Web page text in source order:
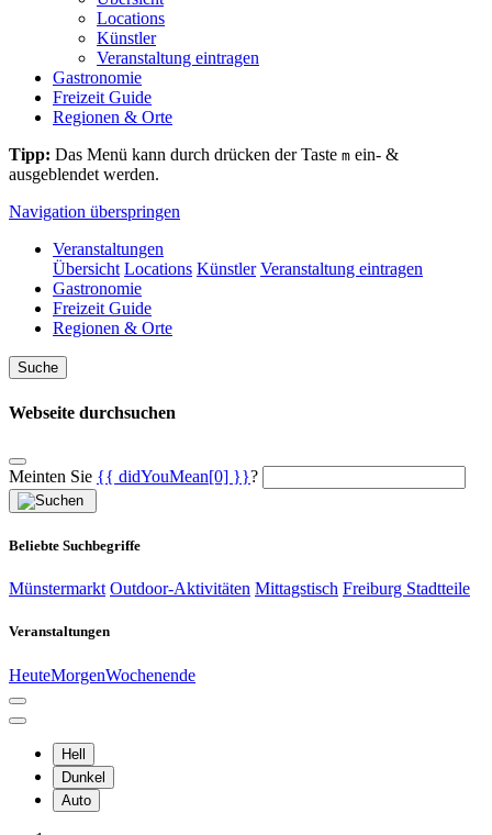
Locations
Künstler
Veranstaltung eintragen
Gastronomie
Freizeit Guide
Regionen & Orte
Tipp: Das Menü kann durch drücken der Taste m ein- &
ausgeblendet werden.
Navigation überspringen
Veranstaltungen
Übersicht Locations Künstler Veranstaltung eintragen
Gastronomie
Freizeit Guide
Regionen & Orte
Suche
Webseite durchsuchen
Meinten Sie {{ didYouMean[0] }}?
Beliebte Suchbegriffe
Münstermarkt Outdoor-Aktivitäten Mittagstisch Freiburg Stadtteile
Veranstaltungen
HeuteMorgenWochenende
Hell
Dunkel
Auto